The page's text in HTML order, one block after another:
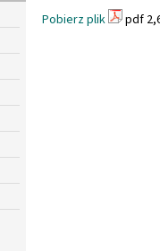
Pobierz plik pdf